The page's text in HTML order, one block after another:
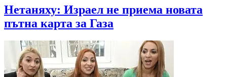
Нетаняху: Израел не приема новата
пътна карта за Газа